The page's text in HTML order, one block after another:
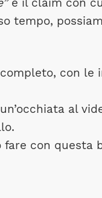
tempo,
con le
al
con questa